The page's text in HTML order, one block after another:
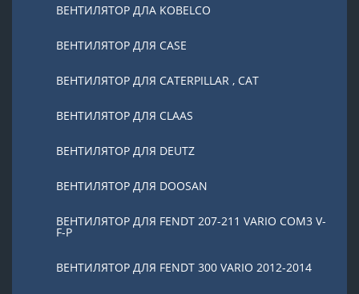
ВЕНТИЛЯТОР ДЛА KOBELCO
ВЕНТИЛЯТОР ДЛЯ CASE
ВЕНТИЛЯТОР ДЛЯ CATERPILLAR , CAT
ВЕНТИЛЯТОР ДЛЯ CLAAS
ВЕНТИЛЯТОР ДЛЯ DEUTZ
ВЕНТИЛЯТОР ДЛЯ DOOSAN
ВЕНТИЛЯТОР ДЛЯ FENDT 207-211 VARIO COM3 V-
F-P
ВЕНТИЛЯТОР ДЛЯ FENDT 300 VARIO 2012-2014